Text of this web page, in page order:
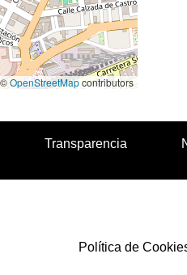
©OpenStreetMapcontributors
Transparencia
Política de